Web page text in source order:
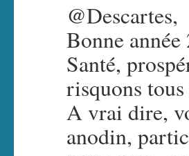
@Descartes,
Bonne
Santé,
risquons
A vrai dire,
anodin,